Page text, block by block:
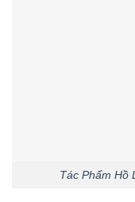
Tác Phẩm Hồ